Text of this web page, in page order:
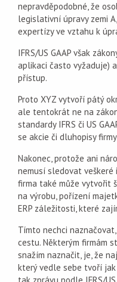
nepravděpodobné, že
legislativní úpravy zemi
expertízy ve vztahu k
IFRS/US GAAP však
aplikaci často vyžaduje)
přístup.
Proto XYZ vytvoří pátý
ale tentokrát ne na
standardy IFRS či US
se akcie či dluhopisy
Nakonec, protože ani
nemusí sledovat
firma také může vytvořit
na výrobu, pořízení
ERP záležitosti, které
Tímto nechci
cestu. Některým firmám
snažím naznačit, je, že
který vedle sebe tvoří